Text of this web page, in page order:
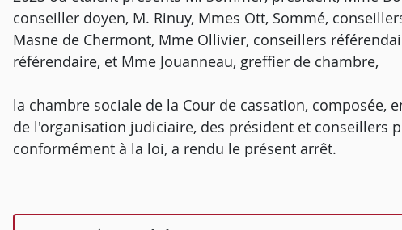
conseiller doyen, M. Rinuy, Mmes Ott, Sommé,
Masne de Chermont, Mme Ollivier, conseillers
référendaire, et Mme Jouanneau, greffier de chambre,
la chambre sociale de la Cour de cassation, composée,
de l'organisation judiciaire, des président et conseillers
conformément à la loi, a rendu le présent arrêt.